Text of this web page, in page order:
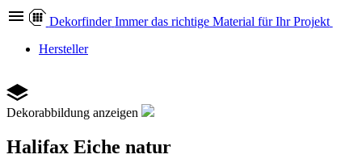
Dekorfinder Immer das richtige Material für Ihr Projekt
Hersteller
Dekorabbildung anzeigen
Halifax Eiche natur